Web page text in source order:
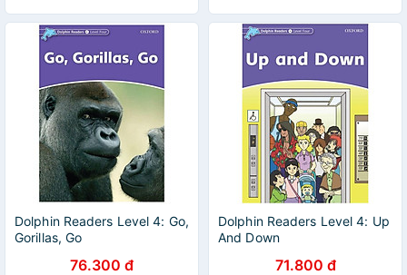
Dolphin Readers Level 4: Go,
Gorillas, Go
76.300 đ
Dolphin Readers Level 4: Up
And Down
71.800 đ